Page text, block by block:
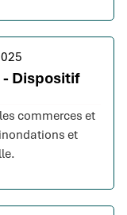
- Dispositif
commerces et
et